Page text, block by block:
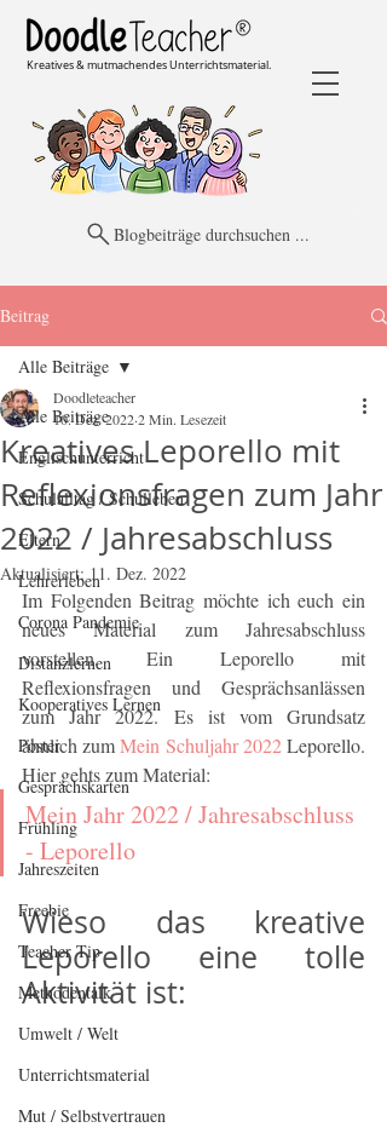
Kreatives & mutmachendes Unterrichtsmaterial.
Blogbeiträge durchsuchen ...
Beitrag
Alle Beiträge
Englischunterricht
Schulalltag / Schulleben
Eltern
Lehrerleben
Corona Pandemie
Distanzlernen
Kooperatives Lernen
Poster
Gesprächskarten
Frühling
Jahreszeiten
Freebie
Teacher Tip
Methodentalk
Umwelt / Welt
Unterrichtsmaterial
Mut / Selbstvertrauen
Alle Beiträge
Kreatives Leporello mit
Reflexionsfragen zum Jahr
2022 / Jahresabschluss
Doodleteacher
10. Dez. 20222 Min. Lesezeit
Aktualisiert:11. Dez. 2022
Im Folgenden Beitrag möchte ich euch ein
neues Material zum Jahresabschluss
vorstellen. Ein Leporello mit
Reflexionsfragen und Gesprächsanlässen
zum Jahr 2022. Es ist vom Grundsatz
ähnlich zum Mein Schuljahr 2022 Leporello.
Hier gehts zum Material:
Mein Jahr 2022 / Jahresabschluss
- Leporello
Wieso das kreative
Leporello eine tolle
Aktivität ist: